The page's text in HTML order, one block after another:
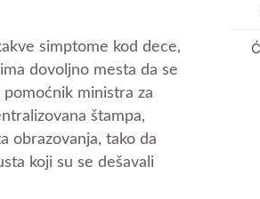
simptome kod dece,
dovoljno mesta da se
ministra za
štampa,
obrazovanja, tako da
koji su se dešavali